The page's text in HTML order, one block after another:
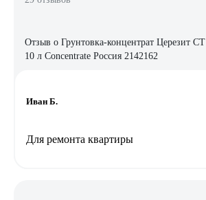
Отзыв о Грунтовка-концентрат Церезит
10 л Concentrate Россия 2142162
Иван Б.
Для ремонта квартиры